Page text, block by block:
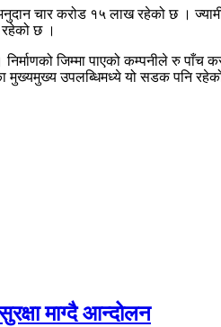
चार करोड १५ लाख रहेको छ ।
रहेको छ ।
जिम्मा पाएको कम्पनीले रु
मुख्यमुख्य उपलब्धिमध्ये यो सडक पनि
माग्दै आन्दोलन